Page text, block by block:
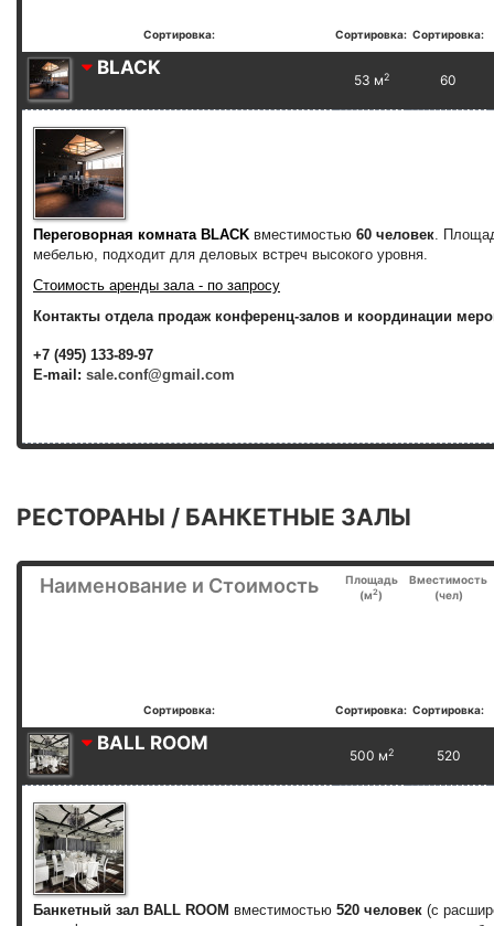
Сортировка: Сортировка: Сортировка:
BLACK
53 м2 60
Переговорная комната BLACK вместимостью 60 человек.
мебелью, подходит для деловых встреч высокого уровня.
Стоимость аренды зала - по запросу
Контакты отдела продаж конференц-залов и координации
+7 (495) 133-89-97
E-mail: sale.conf@gmail.com
РЕСТОРАНЫ / БАНКЕТНЫЕ ЗАЛЫ
Наименование и Стоимость
Площадь
(м2)
Вместимость
(чел)
Сортировка: Сортировка: Сортировка:
BALL ROOM
500 м2 520
Банкетный зал BALL ROOM вместимостью 520 человек (с